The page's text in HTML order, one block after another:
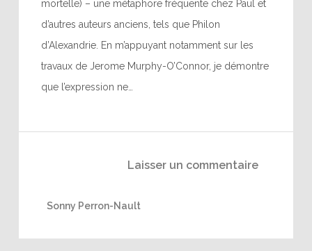
mortelle) – une métaphore fréquente chez Paul et
d’autres auteurs anciens, tels que Philon
d’Alexandrie. En m’appuyant notamment sur les
travaux de Jerome Murphy-O’Connor, je démontre
que l’expression ne…
Laisser un commentaire
Sonny Perron-Nault